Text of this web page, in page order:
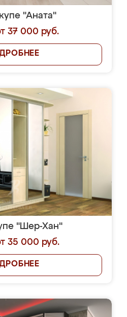
"Аната"
37 000 руб.
"Шер-Хан"
35 000 руб.